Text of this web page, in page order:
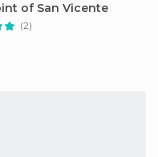
of San Vicente
(2)